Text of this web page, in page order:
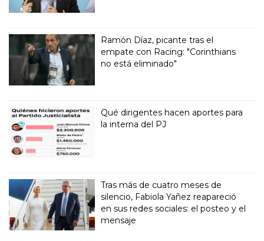
Ramón Díaz, picante tras el
empate con Racing: "Corinthians
no está eliminado"
Qué dirigentes hacen aportes para
la interna del PJ
Tras más de cuatro meses de
silencio, Fabiola Yañez reapareció
en sus redes sociales: el posteo y el
mensaje